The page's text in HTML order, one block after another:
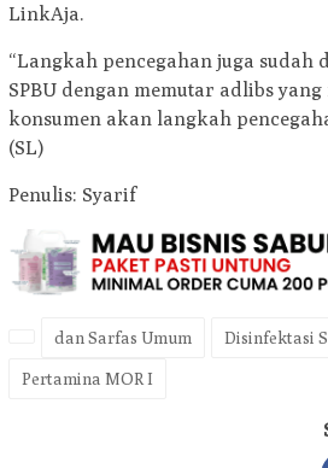
LinkAja.
“Langkah pencegahan juga sudah
SPBU dengan memutar adlibs
konsumen akan langkah
(SL)
Penulis: Syarif
dan Sarfas Umum Disinfektasi
Pertamina MOR I